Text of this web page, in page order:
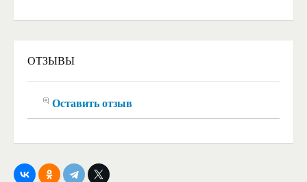
ОТЗЫВЫ
Оставить отзыв